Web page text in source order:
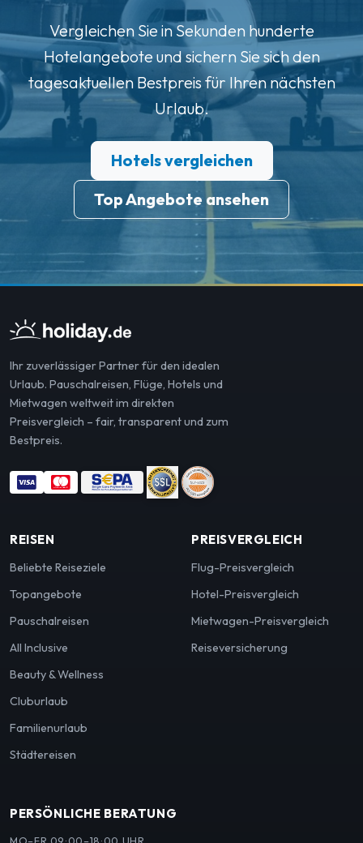
Vergleichen Sie in Sekunden hunderte
Hotelangebote und sichern Sie sich den
tagesaktuellen Bestpreis für Ihren nächsten
Urlaub.
Hotels vergleichen
Top Angebote ansehen
Ihr zuverlässiger Partner für den idealen
Urlaub. Pauschalreisen, Flüge, Hotels und
Mietwagen weltweit im direkten
Preisvergleich – fair, transparent und zum
Bestpreis.
REISEN
Beliebte Reiseziele
Topangebote
Pauschalreisen
All Inclusive
Beauty & Wellness
Cluburlaub
Familienurlaub
Städtereisen
PREISVERGLEICH
Flug-Preisvergleich
Hotel-Preisvergleich
Mietwagen-Preisvergleich
Reiseversicherung
PERSÖNLICHE BERATUNG
MO–FR 09:00–18:00 UHR